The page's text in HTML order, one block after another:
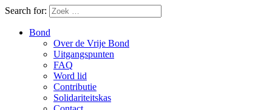
Search for:
Bond
Over de Vrije Bond
Uitgangspunten
FAQ
Word lid
Contributie
Solidariteitskas